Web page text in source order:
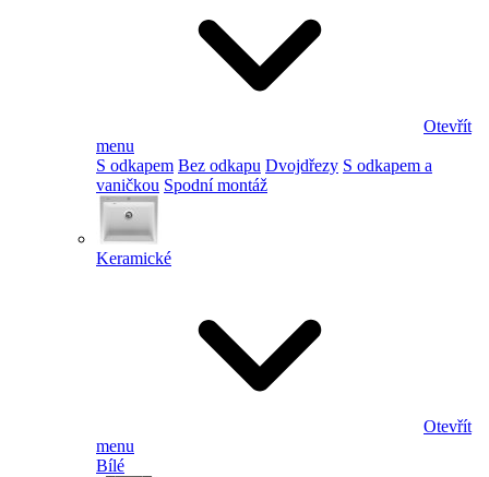
Otevřít
menu
S odkapem Bez odkapu Dvojdřezy S odkapem a
vaničkou Spodní montáž
Keramické
Otevřít
menu
Bílé